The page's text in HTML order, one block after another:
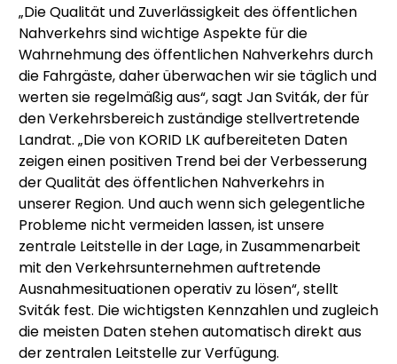
„Die Qualität und Zuverlässigkeit des öffentlichen
Nahverkehrs sind wichtige Aspekte für die
Wahrnehmung des öffentlichen Nahverkehrs durch
die Fahrgäste, daher überwachen wir sie täglich und
werten sie regelmäßig aus“, sagt Jan Sviták, der für
den Verkehrsbereich zuständige stellvertretende
Landrat. „Die von KORID LK aufbereiteten Daten
zeigen einen positiven Trend bei der Verbesserung
der Qualität des öffentlichen Nahverkehrs in
unserer Region. Und auch wenn sich gelegentliche
Probleme nicht vermeiden lassen, ist unsere
zentrale Leitstelle in der Lage, in Zusammenarbeit
mit den Verkehrsunternehmen auftretende
Ausnahmesituationen operativ zu lösen“, stellt
Sviták fest. Die wichtigsten Kennzahlen und zugleich
die meisten Daten stehen automatisch direkt aus
der zentralen Leitstelle zur Verfügung.